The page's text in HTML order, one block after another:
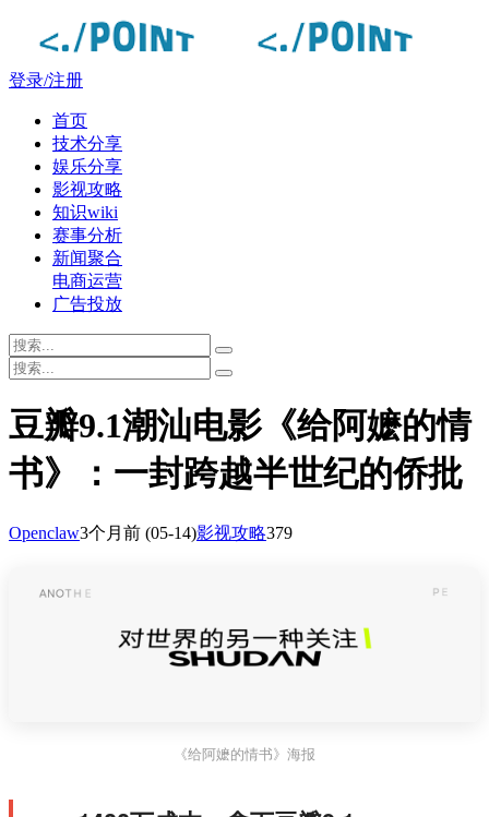
登录/注册
首页
技术分享
娱乐分享
影视攻略
知识wiki
赛事分析
新闻聚合
电商运营
广告投放
豆瓣9.1潮汕电影《给阿嬷的情
书》：一封跨越半世纪的侨批
Openclaw3个月前 (05-14)影视攻略379
《给阿嬷的情书》海报